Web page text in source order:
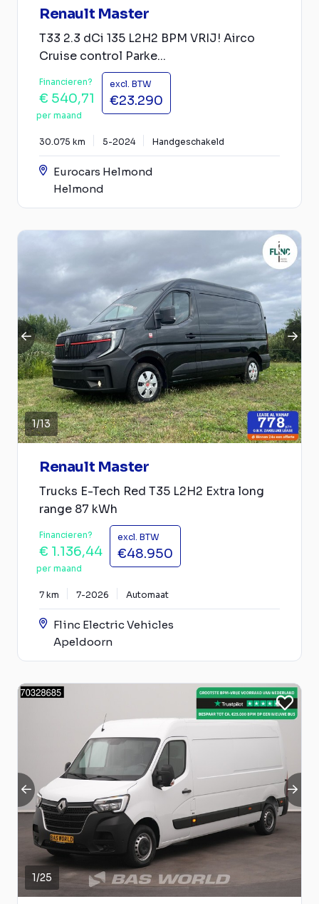
Renault Master
T33 2.3 dCi 135 L2H2 BPM VRIJ! Airco
Cruise control Parke...
Financieren?
€ 540,71
per maand
excl. BTW
€23.290
30.075 km 5-2024 Handgeschakeld
Eurocars Helmond
Helmond
1/13
Renault Master
Trucks E-Tech Red T35 L2H2 Extra long
range 87 kWh
Financieren?
€ 1.136,44
per maand
excl. BTW
€48.950
7 km 7-2026 Automaat
Flinc Electric Vehicles
Apeldoorn
1/25